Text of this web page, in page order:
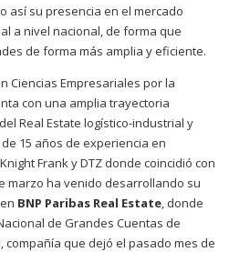
así su presencia en el mercado
a nivel nacional, de forma que
de forma más amplia y eficiente.
Ciencias Empresariales por la
con una amplia trayectoria
Real Estate logístico-industrial y
15 años de experiencia en
Frank y DTZ donde coincidió con
marzo ha venido desarrollando su
BNP Paribas Real Estate, donde
de Grandes Cuentas de
compañía que dejó el pasado mes de